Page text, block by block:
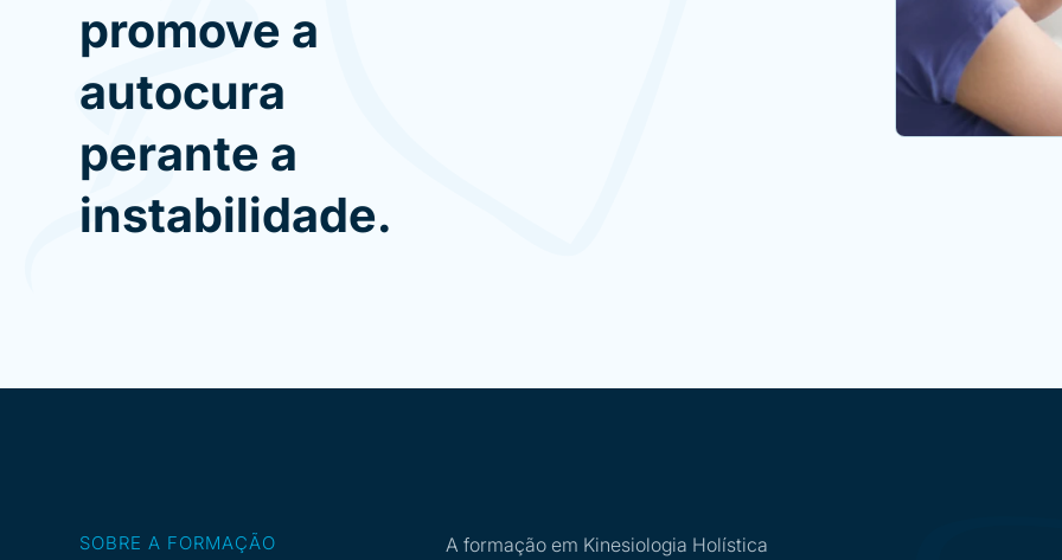
promove a
autocura
perante a
instabilidade.
SOBRE A FORMAÇÃO
A formação em Kinesiologia Holística